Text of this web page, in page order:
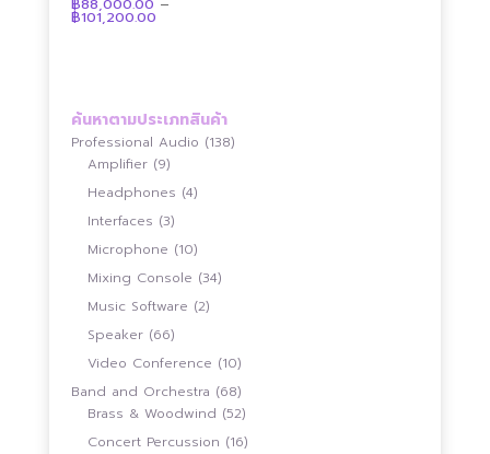
ให้คะแนน
4.90
ตั้งแต่ 1-5
฿101,200.00Price
ค้นหาตามประเภทสินค้า
Professional Audio 138138
Amplifier 99
สินค้า
Headphones 44
Interfaces 33
สินค้า
Microphone 1010
สินค้า
Mixing Console 3434
Music Software 22
Speaker 6666
Video Conference 1010
สินค้า
Band and Orchestra 6868
สินค้า
Brass & Woodwind 5252
สินค้า
Concert Percussion 1616